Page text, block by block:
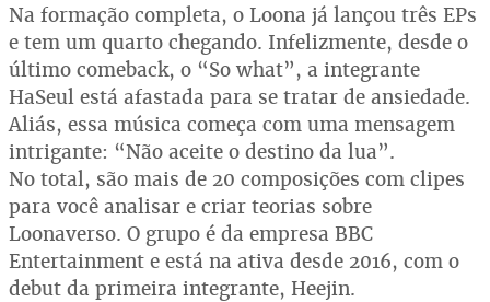
Na formação completa, o Loona já lançou três EPs
e tem um quarto chegando. Infelizmente, desde o
último comeback, o “So what”, a integrante
HaSeul está afastada para se tratar de ansiedade.
Aliás, essa música começa com uma mensagem
intrigante: “Não aceite o destino da lua”.
No total, são mais de 20 composições com clipes
para você analisar e criar teorias sobre
Loonaverso. O grupo é da empresa BBC
Entertainment e está na ativa desde 2016, com o
debut da primeira integrante, Heejin.